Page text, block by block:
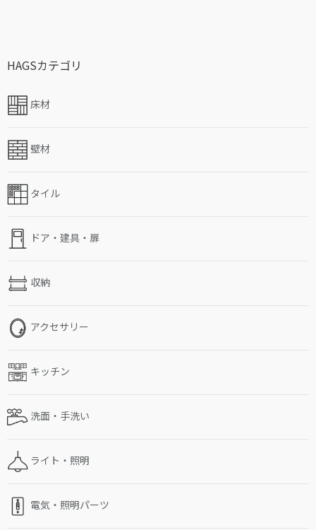
HAGSカテゴリ
床材
壁材
タイル
ドア・建具・扉
収納
アクセサリー
キッチン
洗面・手洗い
ライト・照明
電気・照明パーツ